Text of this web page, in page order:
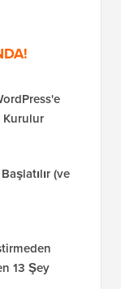
Kurulur
(ve
13 Şey